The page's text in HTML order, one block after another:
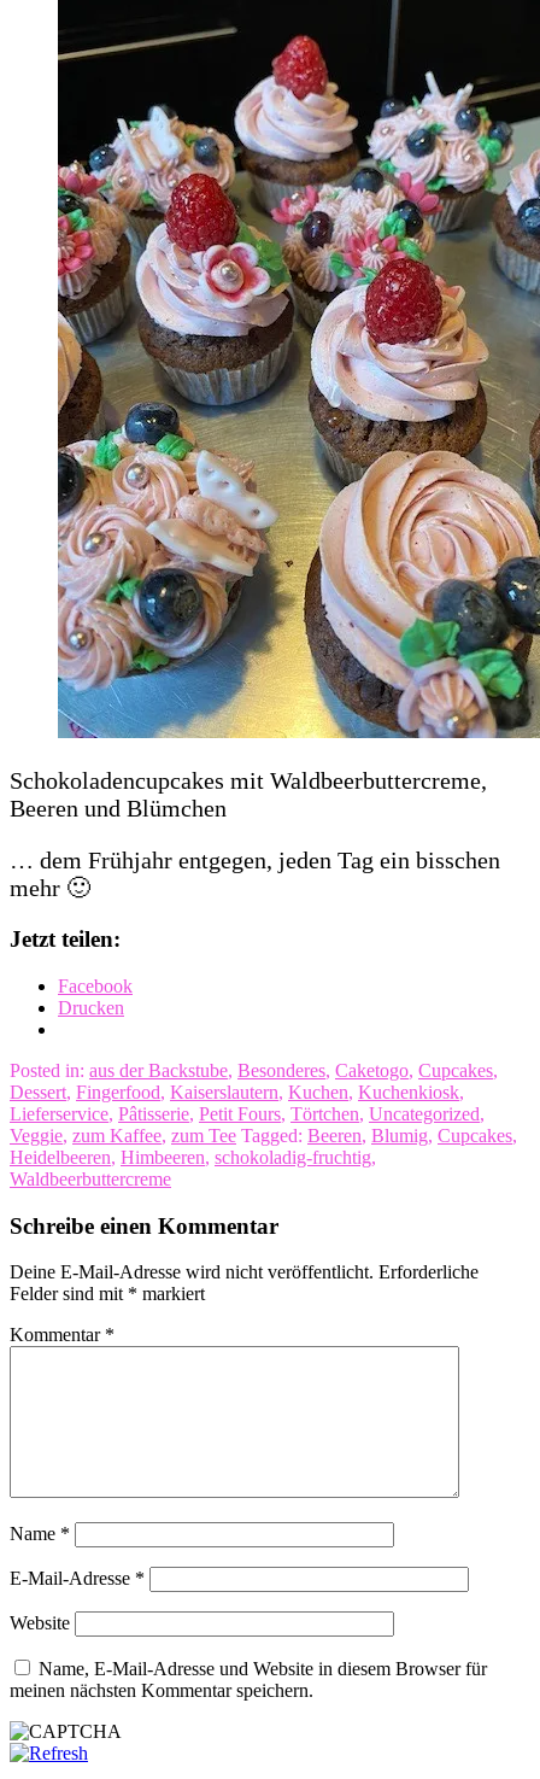
Schokoladencupcakes mit Waldbeerbuttercreme,
Beeren und Blümchen
… dem Frühjahr entgegen, jeden Tag ein bisschen
mehr 🙂
Jetzt teilen:
Facebook
Drucken
Posted in: aus der Backstube, Besonderes, Caketogo, Cupcakes,
Dessert, Fingerfood, Kaiserslautern, Kuchen, Kuchenkiosk,
Lieferservice, Pâtisserie, Petit Fours, Törtchen, Uncategorized,
Veggie, zum Kaffee, zum Tee Tagged: Beeren, Blumig, Cupcakes,
Heidelbeeren, Himbeeren, schokoladig-fruchtig,
Waldbeerbuttercreme
Schreibe einen Kommentar
Deine E-Mail-Adresse wird nicht veröffentlicht. Erforderliche
Felder sind mit * markiert
Kommentar *
Name *
E-Mail-Adresse *
Website
Name, E-Mail-Adresse und Website in diesem Browser für
meinen nächsten Kommentar speichern.